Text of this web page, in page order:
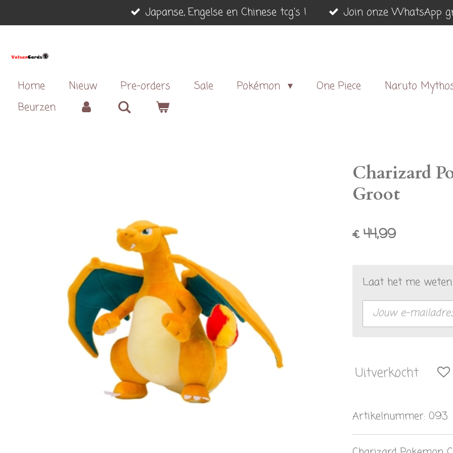
direct
de
Japanse, Engelse en Chinese tcg's ! Join onze WhatsApp
Home Nieuw Pre-orders Sale Pokémon One Piece
Naruto
Beurzen
Charizard
Groot
€ 44,99
Laat het me
Uitverkocht
Artikelnummer: 093